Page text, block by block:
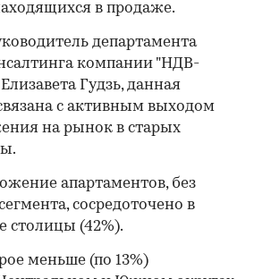
в продаже.
департамента
компании "НДВ-
Гудзь, данная
с активным выходом
на рынок в старых
апартаментов, без
сосредоточено в
столицы (42%).
меньше (по 13%)